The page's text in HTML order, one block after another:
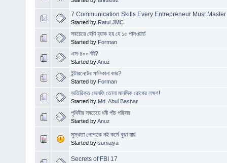
7 Communication Skills Every Entrepreneur Must Master
Started by Ratul.JMC
সবচেয়ে বেশি হ্যাক হয় যে ১৫ পাসওয়ার্ড
Started by Forman
এস-৪০০ কী?
Started byAnuz
ইন্টারনেটের মালিকানা কার?
Started by Forman
অতিরিক্ত সেলফি তোলা মানসিক রোগের লক্ষণ!
Started by Md. Abul Bashar
পৃথিবীর সবচেয়ে ধনী পাঁচ পরিবার
Started byAnuz
সুস্থতা পোশাকে নই কর্মে বুঝা যায়
Started by sumaiya
Secrets of FBI 17